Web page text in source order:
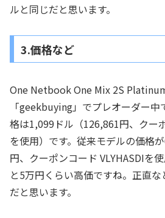
ルと同じだと思います。
3.価格など
One Netbook One Mix 2S
「geekbuying」でプレオーダー
格は1,099ドル（126,861円、クー
を使用）です。従来モデルの価格
円、クーポンコード VLYHASDIを
と5万円くらい高価ですね。正直
だと思います。